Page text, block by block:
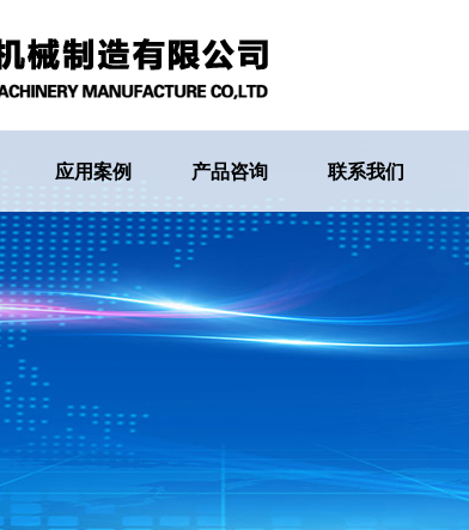
应用案例 产品咨询 联系我们